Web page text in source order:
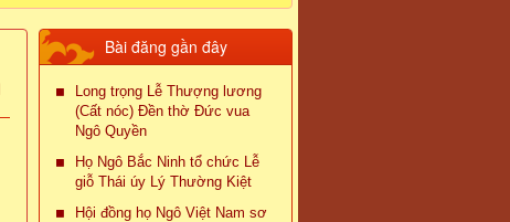
Bài đăng gần đây
Long trọng Lễ Thượng lương
(Cất nóc) Đền thờ Đức vua
Ngô Quyền
Họ Ngô Bắc Ninh tổ chức Lễ
giỗ Thái úy Lý Thường Kiệt
Hội đồng họ Ngô Việt Nam sơ